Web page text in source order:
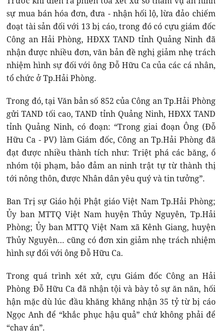
sự mua bán hóa đơn, đưa - nhận hối lộ, lừa đảo chiếm
đoạt tài sản đối với 13 bị cáo, trong đó có cựu giám đốc
Công an Hải Phòng, HĐXX TAND tỉnh Quảng Ninh đã
nhận được nhiều đơn, văn bản đề nghị giảm nhẹ trách
nhiệm hình sự đối với ông Đỗ Hữu Ca của các cá nhân,
tổ chức ở Tp.Hải Phòng.
Trong đó, tại Văn bản số 852 của Công an Tp.Hải Phòng
gửi TAND tối cao, TAND tỉnh Quảng Ninh, HĐXX TAND
tỉnh Quảng Ninh, có đoạn: “Trong giai đoạn Ông (Đỗ
Hữu Ca - PV) làm Giám đốc, Công an Tp.Hải Phòng đã
đạt được nhiều thành tích như: Triệt phá các băng, ổ
nhóm tội phạm, bảo đảm an ninh trật tự từ thành thị
tới nông thôn, được Nhân dân yêu quý và tin tưởng”.
Ban Trị sự Giáo hội Phật giáo Việt Nam Tp.Hải Phòng;
Ủy ban MTTQ Việt Nam huyện Thủy Nguyên, Tp.Hải
Phòng; Ủy ban MTTQ Việt Nam xã Kênh Giang, huyện
Thủy Nguyên… cũng có đơn xin giảm nhẹ trách nhiệm
hình sự đối với ông Đỗ Hữu Ca.
Trong quá trình xét xử, cựu Giám đốc Công an Hải
Phòng Đỗ Hữu Ca đã nhận tội và bày tỏ sự ăn năn, hối
hận mặc dù lúc đầu khăng khăng nhận 35 tỷ từ bị cáo
Ngọc Anh để “khắc phục hậu quả” chứ không phải để
“chạy án”.